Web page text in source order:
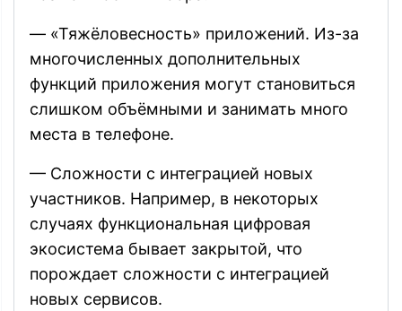
— «Тяжёловесность» приложений. Из-за
многочисленных дополнительных
функций приложения могут становиться
слишком объёмными и занимать много
места в телефоне.
— Сложности с интеграцией новых
участников. Например, в некоторых
случаях функциональная цифровая
экосистема бывает закрытой, что
порождает сложности с интеграцией
новых сервисов.